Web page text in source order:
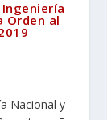
Orden al